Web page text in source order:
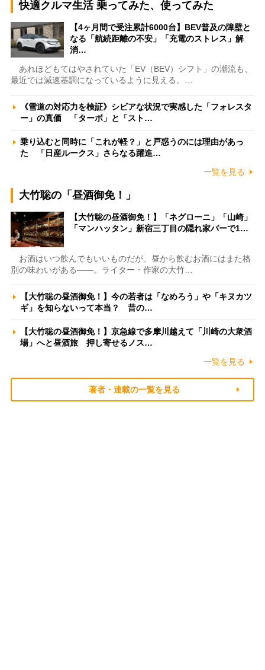
快適クルマ生活 乗ってみた、使ってみた
【4ヶ月間で受注累計6000台】BEV普及の障壁と
なる「航続距離の不安」「充電のストレス」解
消…
あれほどもてはやされていた「EV（BEV）シフト」の潮流も、
最近では減速基調になっているように見える。…
《雪道の対応力を検証》シビアな状況で実感した「フォレスタ
ー」の真価 「ターボ」と「スト…
乗り込むと同時に「これが軽？」と戸惑うのには理由があっ
た 「日産ルークス」さらなる躍進…
一覧を見る
大竹聡の「昼酒御免！」
【大竹聡の昼酒御免！】「ネグローニ」「山崎」
「マンハッタン」新宿三丁目の隠れ家バーで1…
お酒はいつ飲んでもいいものだが、昼から飲むお酒にはまた格
別の味わいがある――。ライター・作家の大竹…
【大竹聡の昼酒御免！】今の若者は「なめろう」や「キヌカツ
ギ」を知らないって本当？ 昔の…
【大竹聡の昼酒御免！】京急線で多摩川越えて「川崎の大衆酒
場」へと昼酒旅 押し寄せるノス…
一覧を見る
著者・連載の一覧を見る